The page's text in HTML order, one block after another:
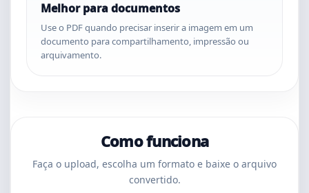
Melhor para documentos
Use o PDF quando precisar inserir a imagem em um
documento para compartilhamento, impressão ou
arquivamento.
Como funciona
Faça o upload, escolha um formato e baixe o arquivo
convertido.